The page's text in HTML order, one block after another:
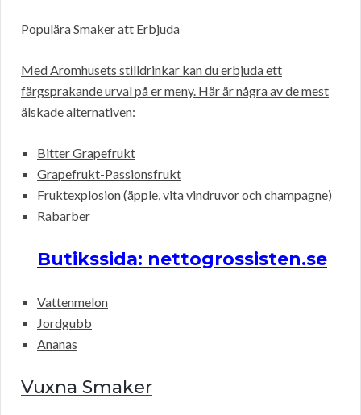
Populära Smaker att Erbjuda
Med Aromhusets stilldrinkar kan du erbjuda ett
färgsprakande urval på er meny. Här är några av de mest
älskade alternativen:
Bitter Grapefrukt
Grapefrukt-Passionsfrukt
Fruktexplosion (äpple, vita vindruvor och champagne)
Rabarber
Butikssida: nettogrossisten.se
Vattenmelon
Jordgubb
Ananas
Vuxna Smaker